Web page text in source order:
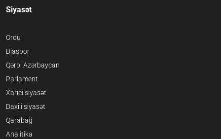
Siyasət
Ordu
Diaspor
Qərbi Azərbaycan
Parlament
Xarici siyasət
Daxili siyasət
Qarabağ
Analitika